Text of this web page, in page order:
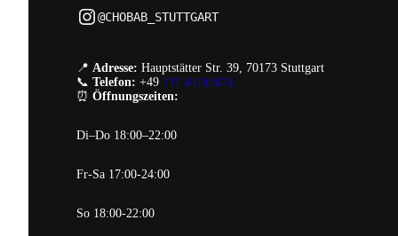
Instagram
@CHOBAB_STUTTGART
📍Adresse: Hauptstätter Str. 39, 70173 Stuttgart
📞Telefon: +49 711 45143474
⏰Öffnungszeiten:
Di–Do 18:00–22:00
Fr-Sa 17:00-24:00
So 18:00-22:00